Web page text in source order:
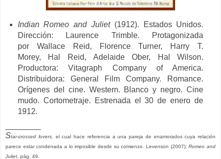
Indian Romeo and Juliet(1912). Estados Unidos.
Dirección:
Laurence Trimble. Protagonizada
por Wallace Reid, Florence Turner, Harry T.
Morey,
Hal Reid, Adelaide Ober,
Hal Wilson.
Productora:Vitagraph Company of America.
Distribuidora: General Film Company. Romance.
Orígenes del cine. Western. Blanco y negro. Cine
mudo. Cortometraje. Estrenada el 30 de enero de
1912.
Star-crossed lovers, el cual hace referencia a una pareja de enamorados cuya relación
parece estar condenada a lo imposible desde su comienzo. Levenson (2007):Romeo and
Juliet, pág. 49.